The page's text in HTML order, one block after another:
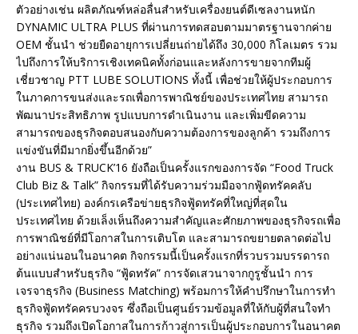
ตัวอย่างเช่น ผลิตภัณฑ์หล่อลื่นสำหรับเครื่องยนต์ดีเซลงานหนัก
DYNAMIC ULTRA PLUS ที่ผ่านการทดสอบตามมาตรฐานจากค่าย
OEM ชั้นนำ ช่วยยืดอายุการเปลี่ยนถ่ายได้ถึง 30,000 กิโลเมตร รวม
ไปถึงการให้บริการเชิงเทคนิคทั้งก่อนและหลังการขายจากทีมผู้
เชี่ยวชาญ PTT LUBE SOLUTIONS ทั้งนี้ เพื่อช่วยให้ผู้ประกอบการ
ในภาคการขนส่งและรถเพื่อการพาณิชย์ของประเทศไทย สามารถ
พัฒนาประสิทธิภาพ รูปแบบการดำเนินงาน และเพิ่มขีดความ
สามารถของธุรกิจตอบสนองกับความต้องการของลูกค้า รวมถึงการ
แข่งขันที่มีมากยิ่งขึ้นอีกด้วย”
งาน BUS & TRUCK’16 ยังถือเป็นครั้งแรกของการจัด “Food Truck
Club Biz & Talk” กิจกรรมที่ได้รับความร่วมมือจากฟู้ดทรัคคลับ
(ประเทศไทย) องค์กรเครือข่ายธุรกิจฟู้ดทรัคที่ใหญ่ที่สุดใน
ประเทศไทย ด้วยเล็งเห็นถึงความสำคัญและศักยภาพของธุรกิจรถเพื่อ
การพาณิชย์ที่มีโอกาสในการเติบโต และสามารถขยายตลาดต่อไป
อย่างแน่นอนในอนาคต กิจกรรมนี้เป็นครั้งแรกที่รวบรวมบรรดารถ
ต้นแบบสำหรับธุรกิจ “ฟู้ดทรัค” การจัดเสวนาจากกูรูชั้นนำ การ
เจรจาธุรกิจ (Business Matching) พร้อมการให้คำปรึกษาในการทำ
ธุรกิจฟู้ดทรัคครบวงจร ซึ่งถือเป็นศูนย์รวมข้อมูลที่ให้กับผู้ที่สนใจทำ
ธุรกิจ รวมถึงเปิดโอกาสในการก้าวสู่การเป็นผู้ประกอบการในอนาคต